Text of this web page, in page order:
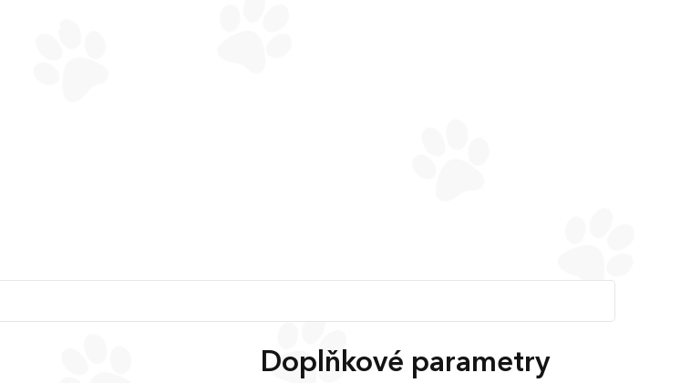
Doplňkové parametry